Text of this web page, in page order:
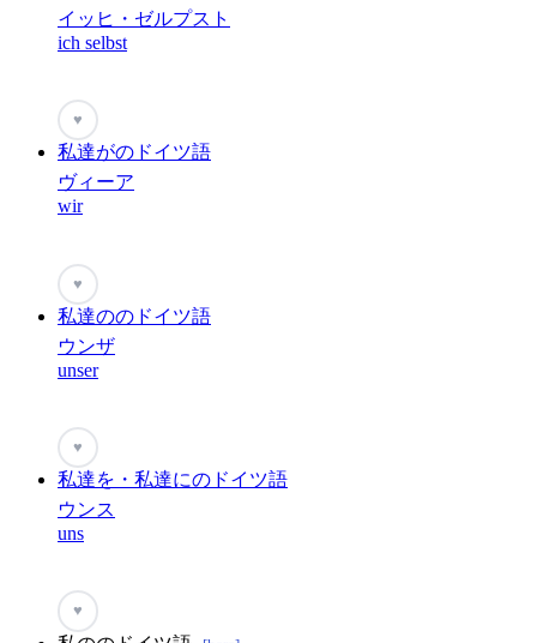
イッヒ・ゼルプスト
ich selbst
♥
私達がのドイツ語
ヴィーア
wir
♥
私達ののドイツ語
ウンザ
unser
♥
私達を・私達にのドイツ語
ウンス
uns
♥